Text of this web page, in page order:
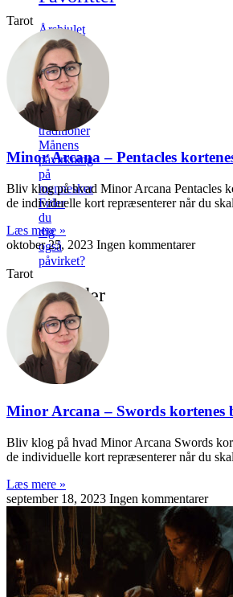
Årshjulet
& de
8
sabatter
Kend
dine
hedenske
traditioner
Månens
påvirkning
på
mennesker
Føler
du
dig
også
påvirket?
Nyheder
Tarot
Minor Arcana – Pentacles
Bliv klog på hvad Minor Arcana Pentacles
de individuelle kort repræsenterer når du
Læs mere »
oktober 25, 2023 Ingen kommentarer
Tarot
Minor Arcana – Swords kortenes
Bliv klog på hvad Minor Arcana Swords
de individuelle kort repræsenterer når du
Læs mere »
september 18, 2023 Ingen kommentarer